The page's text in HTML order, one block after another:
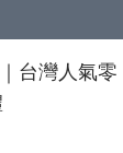
！（適用於 本地
台灣人氣零